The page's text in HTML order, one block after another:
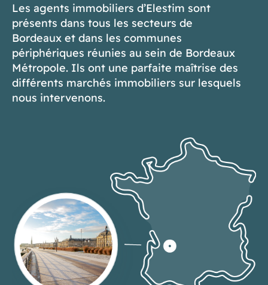
Les agents immobiliers d’Elestim sont
présents dans tous les secteurs de
Bordeaux et dans les communes
périphériques réunies au sein de Bordeaux
Métropole. Ils ont une parfaite maîtrise des
différents marchés immobiliers sur lesquels
nous intervenons.